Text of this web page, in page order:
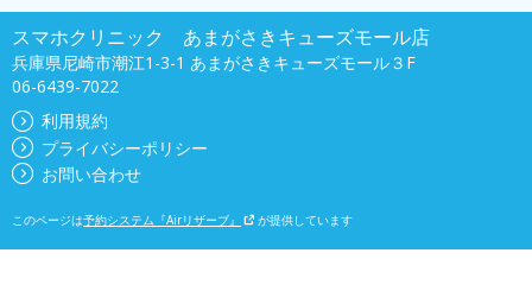
スマホクリニック あまがさきキューズモール店
兵庫県尼崎市潮江1-3-1 あまがさきキューズモール３F
06-6439-7022
利用規約
プライバシーポリシー
お問い合わせ
このページは予約システム『Airリザーブ』 が提供しています